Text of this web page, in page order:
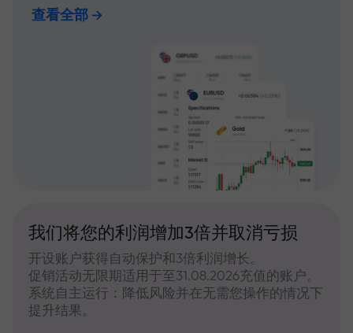
查看全部
我们将您的利润增加3倍并取消亏损
开设账户获得自动保护和3倍利润增长。
促销活动无限期适用于至31.08.2026充值的账户。
系统自主运行：降低风险并在无需您操作的情况下
提升结果。